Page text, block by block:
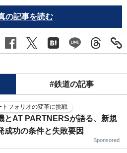
の記事を読む
#鉄道の記事
トフォリオの変革に挑戦
とAT PARTNERSが語る、新規
成功の条件と失敗要因
Sponsored